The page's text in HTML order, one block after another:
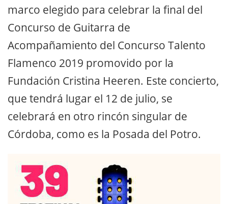
marco elegido para celebrar la final del
Concurso de Guitarra de
Acompañamiento del Concurso Talento
Flamenco 2019 promovido por la
Fundación Cristina Heeren. Este concierto,
que tendrá lugar el 12 de julio, se
celebrará en otro rincón singular de
Córdoba, como es la Posada del Potro.